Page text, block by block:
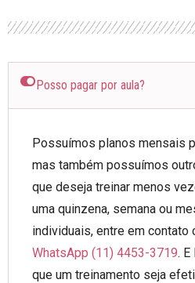
Posso pagar por aula?
Possuímos planos mensais
mas também possuímos
que deseja treinar menos
uma quinzena, semana ou
individuais, entre em contato
WhatsApp (11) 4453-3719.
que um treinamento seja